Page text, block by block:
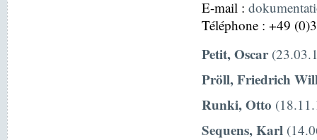
E-mail :
Téléphone : +49
Petit, Oscar
Pröll, Friedrich
Runki, Otto
Sequens, Karl